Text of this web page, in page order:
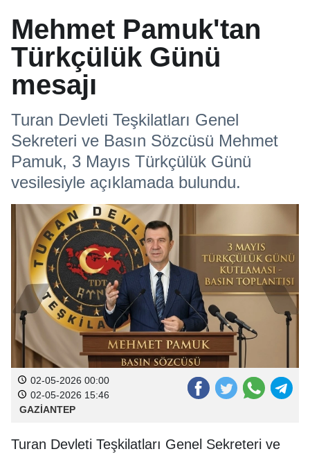
Mehmet Pamuk'tan
Türkçülük Günü
mesajı
Turan Devleti Teşkilatları Genel
Sekreteri ve Basın Sözcüsü Mehmet
Pamuk, 3 Mayıs Türkçülük Günü
vesilesiyle açıklamada bulundu.
02-05-2026 00:00
02-05-2026 15:46
GAZİANTEP
Turan Devleti Teşkilatları Genel Sekreteri ve